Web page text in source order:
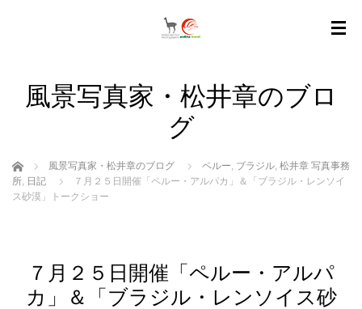
風景写真家・松井章のブロ
グ
ホーム 風景写真家・松井章のブログ ペルー, ブラジル, 松井章 写真事務
所, 日記
７月２５日開催「ペルー・アルパカ」＆「ブラジル・レンソイ
ス砂漠」トークショー
７月２５日開催「ペルー・アルパ
カ」＆「ブラジル・レンソイス砂